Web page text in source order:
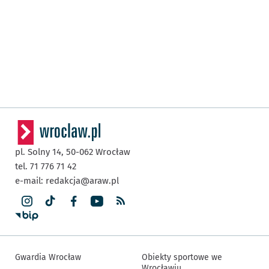
pl. Solny 14, 50-062 Wrocław
tel. 71 776 71 42
e-mail: redakcja@araw.pl
Gwardia Wrocław
Obiekty sportowe we